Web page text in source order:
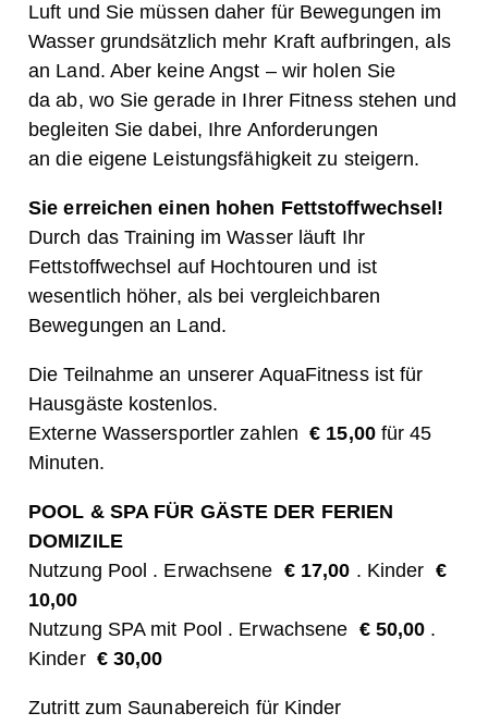
Luft und Sie müssen daher für Bewegungen im
Wasser grundsätzlich mehr Kraft aufbringen, als
an Land. Aber keine Angst – wir holen Sie
da ab, wo Sie gerade in Ihrer Fitness stehen und
begleiten Sie dabei, Ihre Anforderungen
an die eigene Leistungsfähigkeit zu steigern.
Sie erreichen einen hohen Fettstoffwechsel!
Durch das Training im Wasser läuft Ihr
Fettstoffwechsel auf Hochtouren und ist
wesentlich höher, als bei vergleichbaren
Bewegungen an Land.
Die Teilnahme an unserer AquaFitness ist für
Hausgäste kostenlos.
Externe Wassersportler zahlen€ 15,00für 45
Minuten.
POOL & SPA FÜR GÄSTE DER FERIEN
DOMIZILE
Nutzung Pool . Erwachsene € 17,00 . Kinder €
10,00
Nutzung SPA mit Pool . Erwachsene € 50,00 .
Kinder € 30,00
Zutritt zum Saunabereich für Kinder